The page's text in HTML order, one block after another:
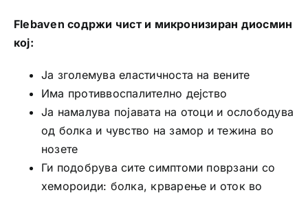
Flebaven содржи чист и микронизиран диосмин
кој:
Јa зголемува еластичноста на вените
Има противвоспалително дејство
Ја намалува појавата на отоци и ослободува
од болка и чувство на замор и тежина во
нозете
Ги подобрува сите симптоми поврзани со
хемороиди: болка, крварење и оток во